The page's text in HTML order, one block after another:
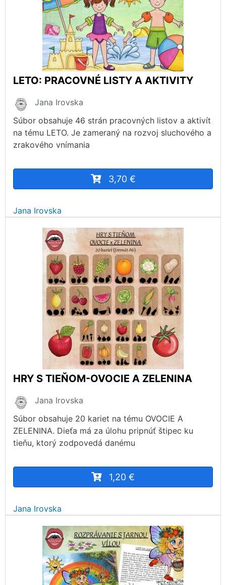
LETO: PRACOVNÉ LISTY A AKTIVITY
Jana Irovska
Súbor obsahuje 46 strán pracovných listov a aktivít
na tému LETO. Je zameraný na rozvoj sluchového a
zrakového vnímania
3,70 €
Jana Irovska
HRY S TIEŇOM-OVOCIE A ZELENINA
Jana Irovska
Súbor obsahuje 20 kariet na tému OVOCIE A
ZELENINA. Dieťa má za úlohu pripnúť štipec ku
tieňu, ktorý zodpovedá danému
1,20 €
Jana Irovska